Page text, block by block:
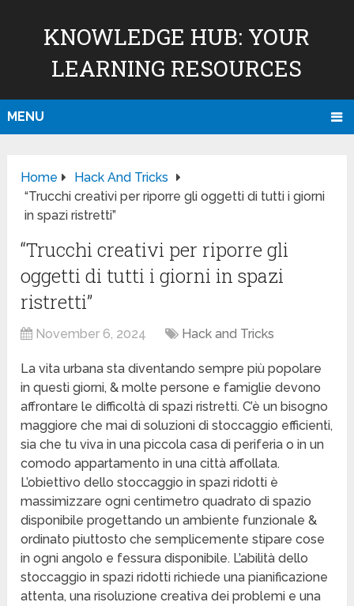
KNOWLEDGE HUB: YOUR
LEARNING RESOURCES
MENU
Home
Hack And Tricks
“Trucchi creativi per riporre gli oggetti di tutti i giorni
in spazi ristretti”
“Trucchi creativi per riporre gli
oggetti di tutti i giorni in spazi
ristretti”
November 6, 2024 Hack and Tricks
La vita urbana sta diventando sempre più popolare
in questi giorni, & molte persone e famiglie devono
affrontare le difficoltà di spazi ristretti. C’è un bisogno
maggiore che mai di soluzioni di stoccaggio efficienti,
sia che tu viva in una piccola casa di periferia o in un
comodo appartamento in una città affollata.
L’obiettivo dello stoccaggio in spazi ridotti è
massimizzare ogni centimetro quadrato di spazio
disponibile progettando un ambiente funzionale &
ordinato piuttosto che semplicemente stipare cose
in ogni angolo e fessura disponibile. L’abilità dello
stoccaggio in spazi ridotti richiede una pianificazione
attenta, una risoluzione creativa dei problemi e una